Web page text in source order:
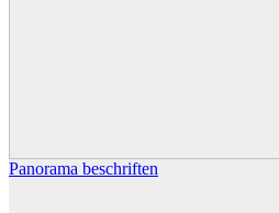
Panorama beschriften